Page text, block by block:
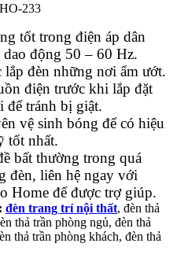
233
tốt trong điện áp dân
dao động 50 – 60 Hz.
đèn những nơi ẩm ướt.
điện trước khi lắp đặt
để tránh bị giật.
vệ sinh bóng để có hiệu
tốt nhất.
bất thường trong quá
đèn, liên hệ ngay với
Home để được trợ giúp.
đèn trang trí nội thất, đèn thả
thả trần phòng ngủ, đèn thả
thả trần phòng khách, đèn thả